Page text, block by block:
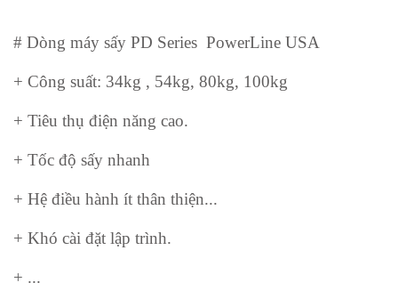
# Dòng máy sấy PD Series PowerLine USA
+ Công suất: 34kg , 54kg, 80kg, 100kg
+ Tiêu thụ điện năng cao.
+ Tốc độ sấy nhanh
+ Hệ điều hành ít thân thiện...
+ Khó cài đặt lập trình.
+ ...